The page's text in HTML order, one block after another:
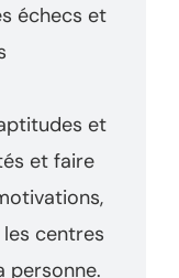
échecs et
et
et faire
centres
personne.
et… verdict !